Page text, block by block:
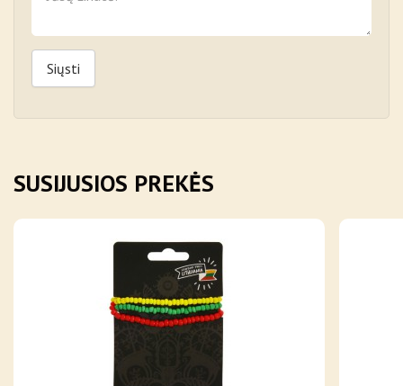
Siųsti
SUSIJUSIOS PREKĖS